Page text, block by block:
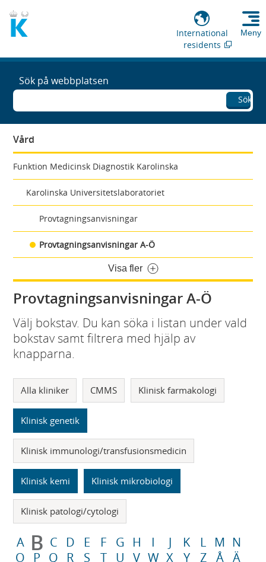
International
residents
Meny
Sök på webbplatsen
Sök
Vård
Funktion Medicinsk Diagnostik Karolinska
Karolinska Universitetslaboratoriet
Provtagningsanvisningar
Provtagningsanvisningar A-Ö
Visa fler
Provtagningsanvisningar A-Ö
Välj bokstav. Du kan söka i listan under vald
bokstav samt filtrera med hjälp av
knapparna.
Alla kliniker CMMS Klinisk farmakologi
Klinisk genetik
Klinisk immunologi/transfusionsmedicin
Klinisk kemi Klinisk mikrobiologi
Klinisk patologi/cytologi
A B C D E F G H I J K L M N
O
P Q R S T U V W X Y Z Å Ä